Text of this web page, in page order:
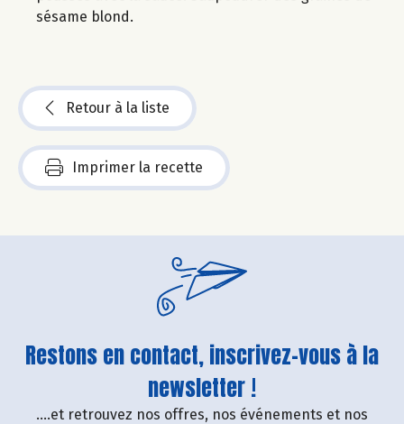
sésame blond.
Retour à la liste
Imprimer la recette
Restons en contact, inscrivez-vous à la
newsletter !
....et retrouvez nos offres, nos événements et nos